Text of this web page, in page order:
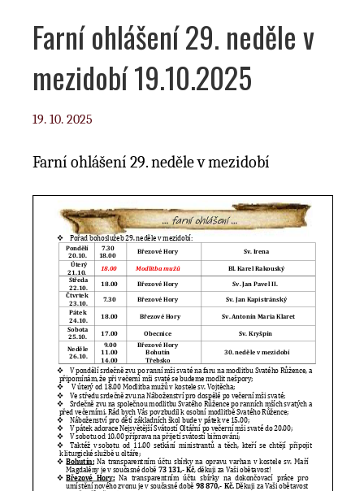
Farní ohlášení 29. neděle v
mezidobí 19.10.2025
19. 10. 2025
Farní ohlášení 29. neděle v mezidobí